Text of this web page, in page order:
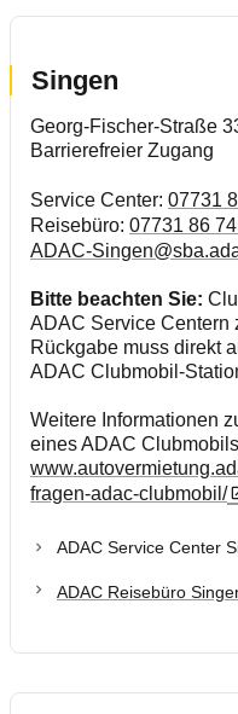
Singen
Georg-Fischer-Straße
Barrierefreier Zugang
Service Center: 07731
Reisebüro: 07731 86
ADAC-
Bitte beachten Sie:
ADAC Service Centern
Rückgabe muss direkt
ADAC Clubmobil-
Weitere Informationen
eines ADAC
fragen-adac-clubmobil/
ADAC Service Center
ADAC Reisebüro